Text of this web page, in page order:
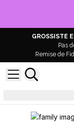
GROSSISTE
Pas
Remise de